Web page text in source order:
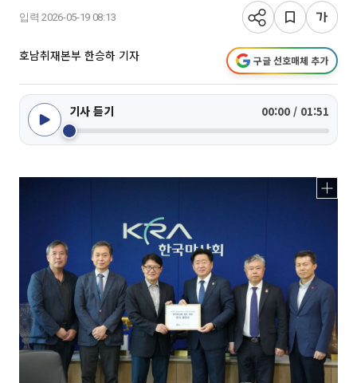
입력 2026-05-19 08:13
호남취재본부 한승하 기자 구글 선호매체 추가
기사 듣기 00:00 / 01:51